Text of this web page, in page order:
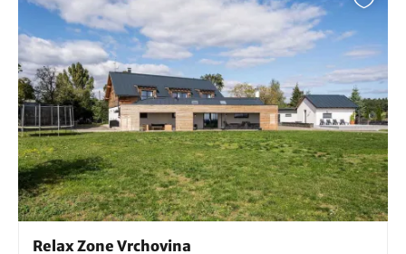
Relax Zone Vrchovina